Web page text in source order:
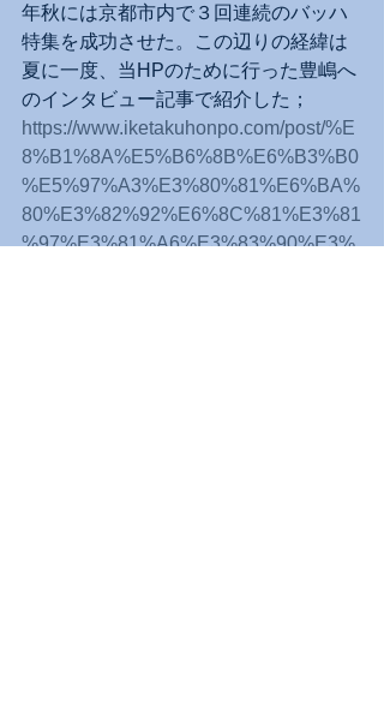
年秋には京都市内で３回連続のバッハ
特集を成功させた。この辺りの経緯は
夏に一度、当HPのために行った豊嶋へ
のインタビュー記事で紹介した；
https://www.iketakuhonpo.com/post/%E
8%B1%8A%E5%B6%8B%E6%B3%B0
%E5%97%A3%E3%80%81%E6%BA%
80%E3%82%92%E6%8C%81%E3%81
%97%E3%81%A6%E3%83%90%E3%